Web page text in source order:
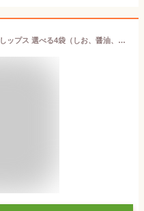
＼10%OFF／ ギフトBOX付き だしップス 選べる4袋（しお、醤油、マヨ味、わさび 各50gから選べる）だしっぷす だしチップ おから きらず 和風チップス おからパウダー お菓子 静岡 お土産 子供のおやつ 手土産 お祝い 出産祝 誕生日 プレゼント